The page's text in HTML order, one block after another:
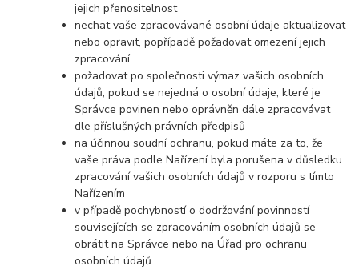
jejich přenositelnost
nechat vaše zpracovávané osobní údaje aktualizovat
nebo opravit, popřípadě požadovat omezení jejich
zpracování
požadovat po společnosti výmaz vašich osobních
údajů, pokud se nejedná o osobní údaje, které je
Správce povinen nebo oprávněn dále zpracovávat
dle příslušných právních předpisů
na účinnou soudní ochranu, pokud máte za to, že
vaše práva podle Nařízení byla porušena v důsledku
zpracování vašich osobních údajů v rozporu s tímto
Nařízením
v případě pochybností o dodržování povinností
souvisejících se zpracováním osobních údajů se
obrátit na Správce nebo na Úřad pro ochranu
osobních údajů